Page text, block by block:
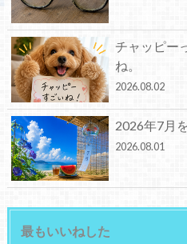
チャッピー
ね。
2026.08.02
2026年7月
2026.08.01
最もいいねした